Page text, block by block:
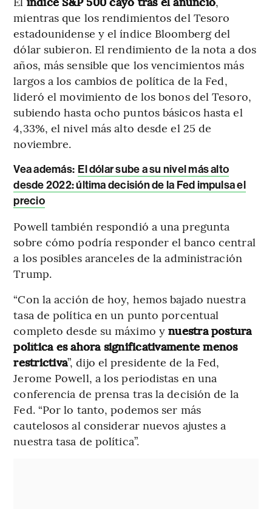
mientras que los rendimientos del Tesoro
estadounidense y el índice Bloomberg del
dólar subieron. El rendimiento de la nota a dos
años, más sensible que los vencimientos más
largos a los cambios de política de la Fed,
lideró el movimiento de los bonos del Tesoro,
subiendo hasta ocho puntos básicos hasta el
4,33%, el nivel más alto desde el 25 de
noviembre.
Vea además: El dólar sube a su nivel más alto
desde 2022: última decisión de la Fed impulsa el
precio
Powell también respondió a una pregunta
sobre cómo podría responder el banco central
a los posibles aranceles de la administración
Trump.
“Con la acción de hoy, hemos bajado nuestra
tasa de política en un punto porcentual
completo desde su máximo ynuestra postura
política es ahora significativamente menos
restrictiva”, dijo el presidente de la Fed,
Jerome Powell, a los periodistas en una
conferencia de prensa tras la decisión de la
Fed. “Por lo tanto, podemos ser más
cautelosos al considerar nuevos ajustes a
nuestra tasa de política”.